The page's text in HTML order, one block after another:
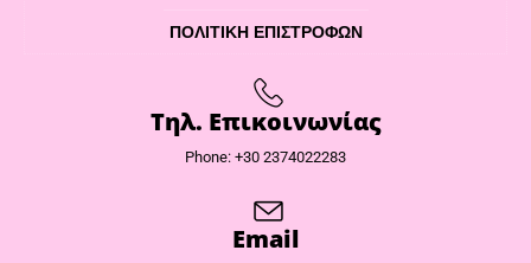
ΠΟΛΙΤΙΚΉ ΕΠΙΣΤΡΟΦΏΝ
Τηλ. Επικοινωνίας
Phone: +30 2374022283
Email